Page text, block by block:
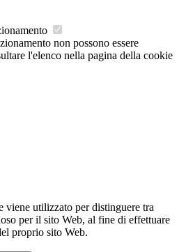
non possono essere
l'elenco nella pagina della cookie
viene utilizzato per distinguere tra
per il sito Web, al fine di effettuare
proprio sito Web.